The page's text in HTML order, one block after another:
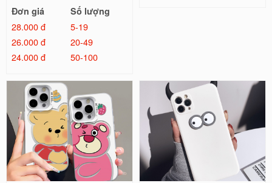
Đơn giá
Số lượng
28.000 đ
5-19
26.000 đ
20-49
24.000 đ
50-100